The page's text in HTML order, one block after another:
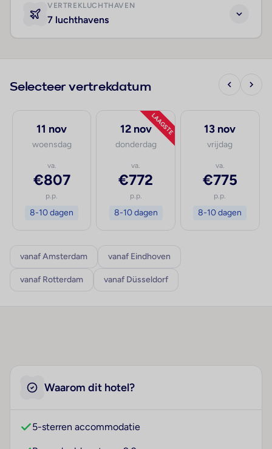
VERTREKLUCHTHAVEN
7 luchthavens
Selecteer vertrekdatum
11 nov
woensdag
va.
€807
p.p.
8-10 dagen
LAAGSTE
12 nov
donderdag
va.
€772
p.p.
8-10 dagen
13 nov
vrijdag
va.
€775
p.p.
8-10 dagen
vanaf Amsterdam vanaf Eindhoven
vanaf Rotterdam vanaf Düsseldorf
Waarom dit hotel?
5-sterren accommodatie